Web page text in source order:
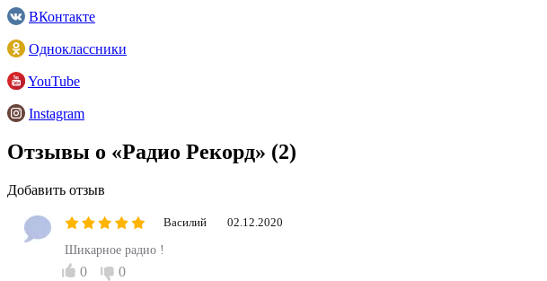
ВКонтакте
Одноклассники
YouTube
Instagram
Отзывы о «Радио Рекорд» (2)
Добавить отзыв
Василий 02.12.2020
Шикарное радио !
0 0